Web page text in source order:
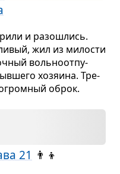
и разо­шлись.
жил из мило­сти
воль­но­от­пу­
хозя­ина. Тре­
оброк.
21 👨‍👦